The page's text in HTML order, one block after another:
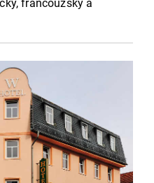
francouzsky a